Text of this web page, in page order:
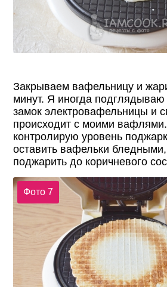
Закрываем вафельницу и
минут. Я иногда
замок электровафельницы и
происходит с моими
контролирую уровень
оставить вафельки
поджарить до коричневого
Фото 7